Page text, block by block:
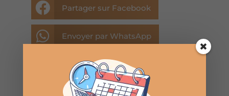
 Partager sur Facebook
 Envoyer par WhatsApp
Envoyer par E-mail